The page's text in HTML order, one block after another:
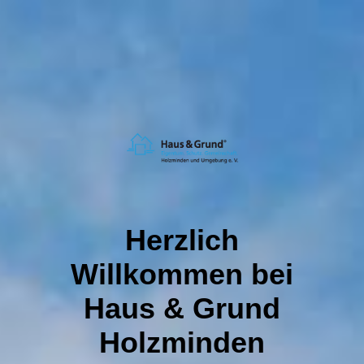
Herzlich
Willkommen bei
Haus & Grund
Holzminden